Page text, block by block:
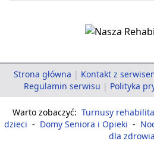
Strona główna | Kontakt z
Regulamin serwisu | Polityka
Warto zobaczyć: Turnusy
dzieci - Domy Seniora i Opieki -
dla zdrowia